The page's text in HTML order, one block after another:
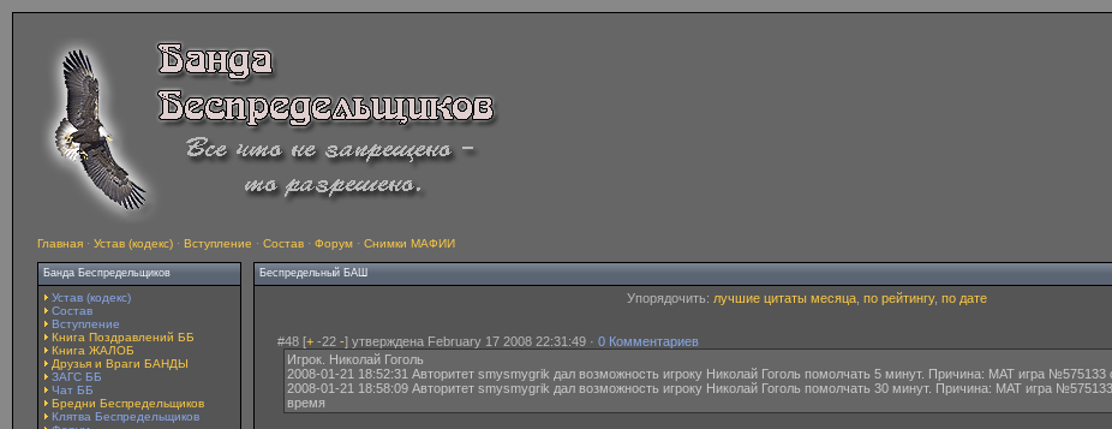
Главная · Устав (кодекс) · Вступление · Состав · Форум · Снимки МАФИИ
Банда Беспредельщиков
Устав (кодекс)
Состав
Вступление
Книга Поздравлений ББ
Книга ЖАЛОБ
Друзья и Враги БАНДЫ
ЗАГС ББ
Чат ББ
Бредни Беспредельщиков
Клятва Беспредельщиков
Беспредельный БАШ
Упорядочить: лучшие цитаты месяца по рейтингу, по дате
#48 [+ -22 -] утверждена February 17 2008 22:31:49 · 0 Комментариев
Игрок. Николай Гоголь
2008-01-21 18:52:31 Авторитет smysmygrik дал возможность игроку Николай Гоголь помолчать 5 минут. Причина: МАТ игра №575133
2008-01-21 18:58:09 Авторитет smysmygrik дал возможность игроку Николай Гоголь помолчать 30 минут. Причина: МАТ игра
время